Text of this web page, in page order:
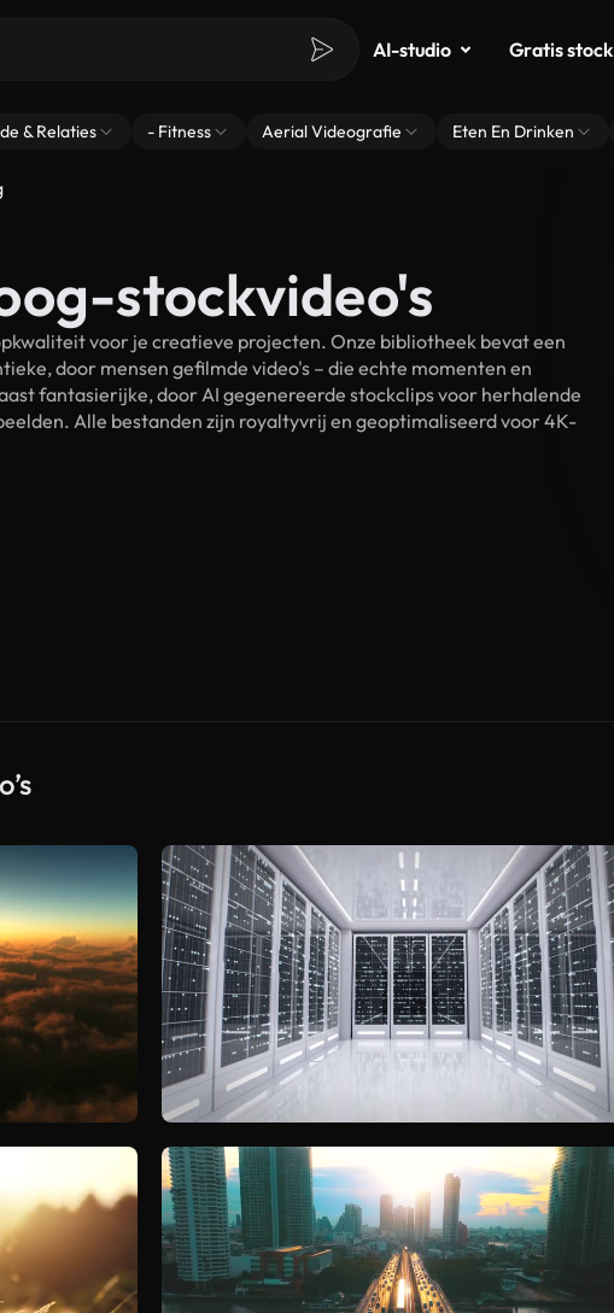
AI-studio Gratis stock
& Relaties - Fitness Aerial Videografie Eten En Drinken
stockvideo's
voor je creatieve projecten. Onze bibliotheek bevat een
door mensen gefilmde video's – die echte momenten en
fantasierijke, door AI gegenereerde stockclips voor herhalende
Alle bestanden zijn royaltyvrij en geoptimaliseerd voor 4K-